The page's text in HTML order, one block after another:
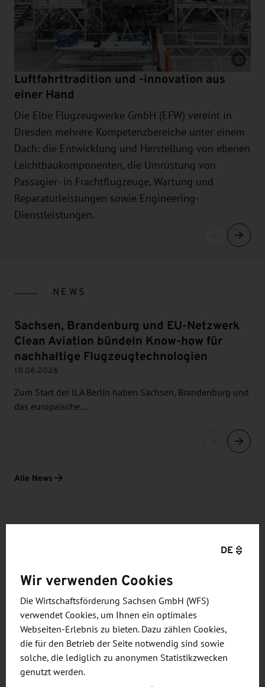
Luftfahrttradition und -innovation aus
einer Hand
Die Elbe Flugzeugwerke GmbH (EFW) vereint in
Dresden mehrere Kompetenzbereiche unter einem
Dach: die Entwicklung und Herstellung von ebenen
Leichtbaukomponenten, die Umrüstung von
Passagier- in Frachtflugzeuge, Wartung und
Reparaturleistungen sowie Engineering-
Dienstleistungen.
Quelle
NEWS
Sachsen, Brandenburg und EU-Netzwerk
Clean Aviation bündeln Know-how für
nachhaltige Flugzeugtechnologien
10.06.2026
Zum Start der ILA Berlin haben Sachsen, Brandenburg und
das europäische…
Alle News
VERANSTALTUNGEN
Gemeinschaftsstand SACHSEN!
Wirtschaftsförderung Sachsen
DE
Wir verwenden Cookies
Die Wirtschaftsförderung Sachsen GmbH (WFS)
verwendet Cookies, um Ihnen ein optimales
Webseiten-Erlebnis zu bieten. Dazu zählen Cookies,
die für den Betrieb der Seite notwendig sind sowie
solche, die lediglich zu anonymen Statistikzwecken
genutzt werden.